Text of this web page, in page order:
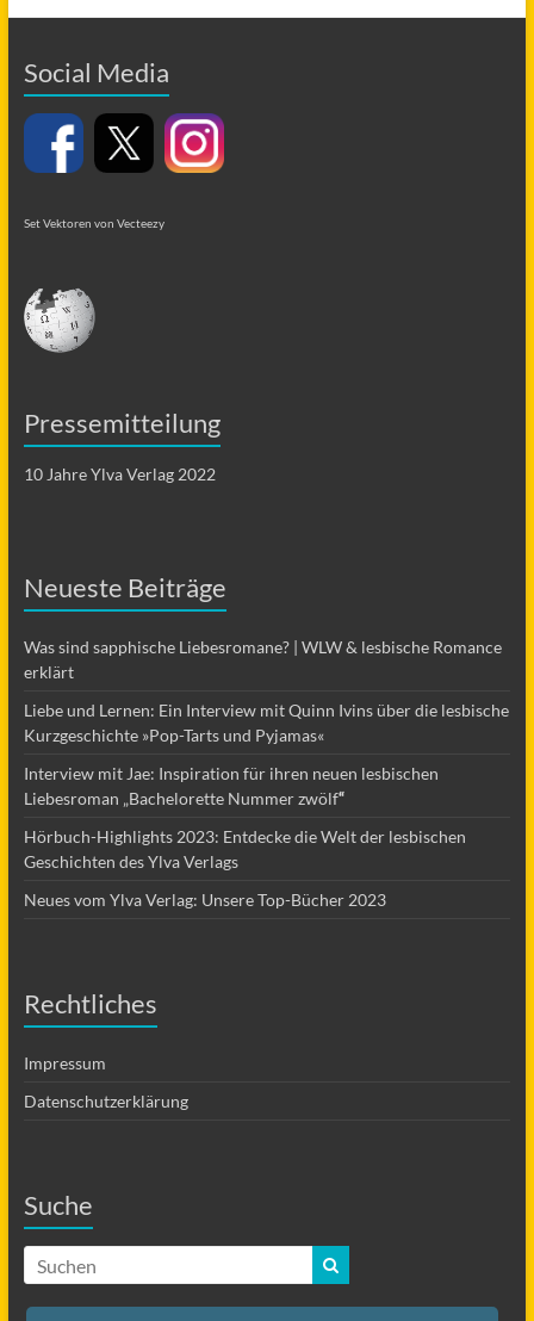
Social Media
Set Vektoren von Vecteezy
Pressemitteilung
10 Jahre Ylva Verlag 2022
Neueste Beiträge
Was sind sapphische Liebesromane? | WLW & lesbische Romance
erklärt
Liebe und Lernen: Ein Interview mit Quinn Ivins über die lesbische
Kurzgeschichte »Pop-Tarts und Pyjamas«
Interview mit Jae: Inspiration für ihren neuen lesbischen
Liebesroman „Bachelorette Nummer zwölf“
Hörbuch-Highlights 2023: Entdecke die Welt der lesbischen
Geschichten des Ylva Verlags
Neues vom Ylva Verlag: Unsere Top-Bücher 2023
Rechtliches
Impressum
Datenschutzerklärung
Suche